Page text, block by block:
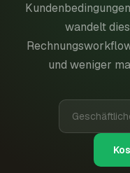
wandelt
und weniger